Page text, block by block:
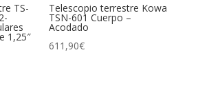
TS-
1,25″
Telescopio terrestre Kowa
TSN-601 Cuerpo –
Acodado
611,90€